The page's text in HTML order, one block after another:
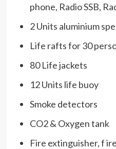
phone, Radio SSB,
2 Units aluminium
Life rafts for 30
80 Life jackets
12 Units life buoy
Smoke detectors
CO2 & Oxygen tank
Fire extinguisher, f